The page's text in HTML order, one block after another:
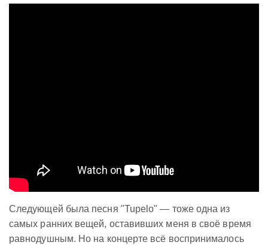
Следующей была песня "Tupelo" — тоже одна из
самых ранних вещей, оставивших меня в своё время
равнодушным. Но на концерте всё воспринималось